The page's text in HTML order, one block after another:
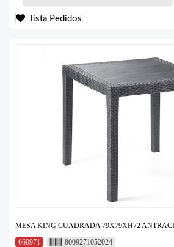
lista Pedidos
MESA KING CUADRADA 79X79XH72
660971
8009271052024